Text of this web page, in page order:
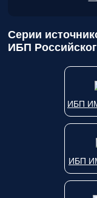
Серии
ИБП
ИБП
ИБП